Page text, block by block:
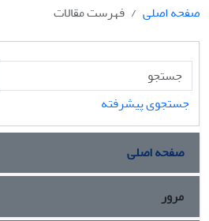
صفحه اصلی
فهرست مقالات
جستجوی پیشرفته
صفحه اصلی
مرور